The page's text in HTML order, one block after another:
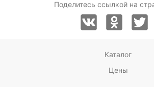
Поделитесь ссылкой на
Каталог
Цены